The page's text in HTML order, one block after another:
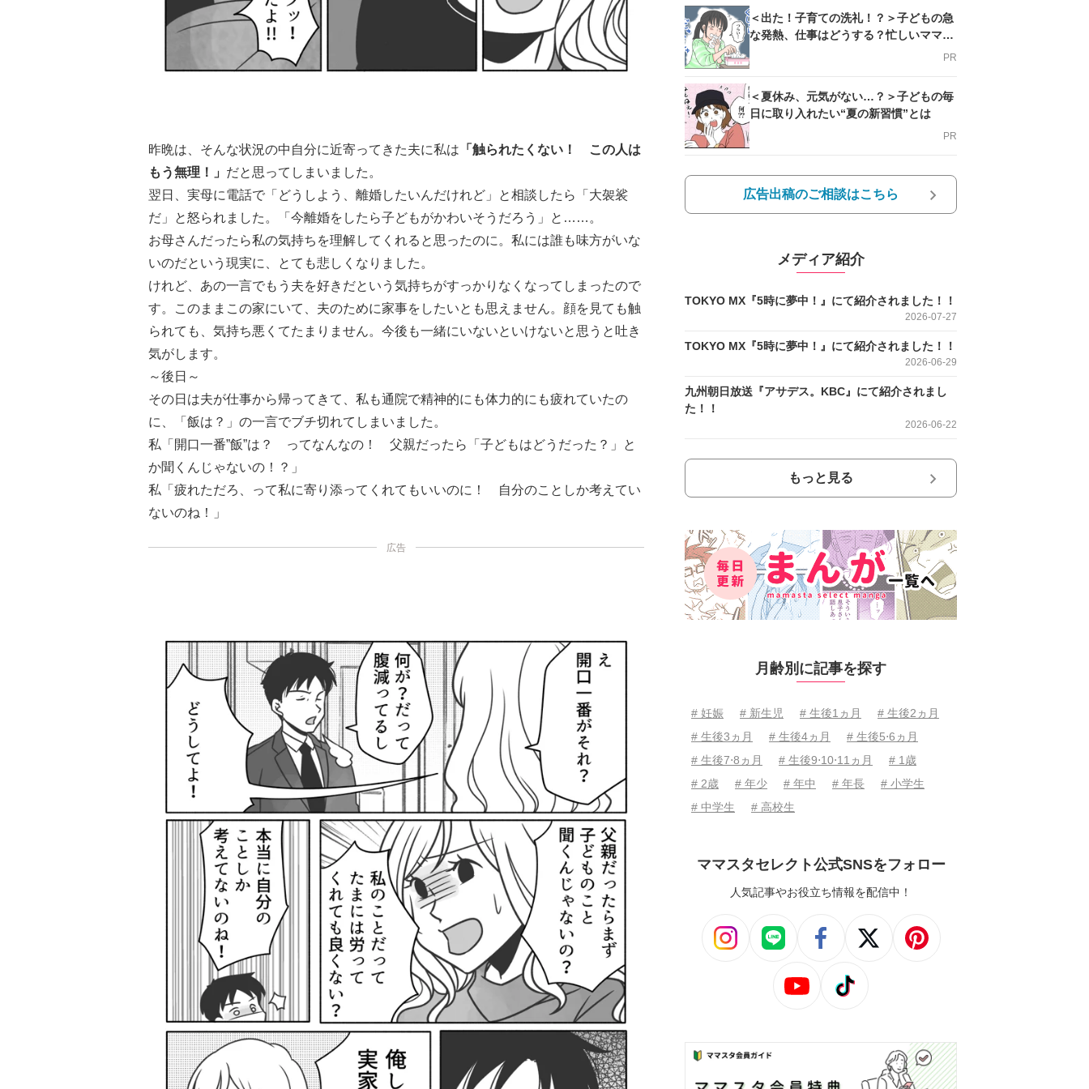
昨晩は、そんな状況の中自分に近寄ってきた夫に私は 「触られたくない！ この人は
もう無理！」 だと思ってしまいました。
翌日、実母に電話で「どうしよう、離婚したいんだけれど」と相談したら「大袈裟
だ」と怒られました。「今離婚をしたら子どもがかわいそうだろう」と……。
お母さんだったら私の気持ちを理解してくれると思ったのに。私には誰も味方がいな
いのだという現実に、とても悲しくなりました。
けれど、あの一言でもう夫を好きだという気持ちがすっかりなくなってしまったので
す。このままこの家にいて、夫のために家事をしたいとも思えません。顔を見ても触
られても、気持ち悪くてたまりません。今後も一緒にいないといけないと思うと吐き
気がします。
～後日～
その日は夫が仕事から帰ってきて、私も通院で精神的にも体力的にも疲れていたの
に、「飯は？」の一言でブチ切れてしまいました。
私「開口一番”飯”は？ ってなんなの！ 父親だったら「子どもはどうだった？」と
か聞くんじゃないの！？」
私「疲れただろ、って私に寄り添ってくれてもいいのに！ 自分のことしか考えてい
ないのね！」
広告
＜出た！子育ての洗礼！？＞子どもの急
な発熱、仕事はどうする？忙しいママを
PR
＜夏休み、元気がない…？＞子どもの毎
日に取り入れたい“夏の新習慣”とは
PR
広告出稿のご相談はこちら
メディア紹介
TOKYO MX『5時に夢中！』にて紹介されました！！
2026-07-27
TOKYO MX『5時に夢中！』にて紹介されました！！
2026-06-29
九州朝日放送『アサデス。KBC』にて紹介されまし
た！！
2026-06-22
もっと見る
月齢別に記事を探す
# 妊娠 # 新生児 # 生後1ヵ月
# 生後2ヵ月
# 生後3ヵ月
# 生後4ヵ月
# 生後5⋅6ヵ月
# 生後7⋅8ヵ月
# 生後9⋅10⋅11ヵ月
# 1歳
# 2歳
# 年少 # 年中 # 年長
# 小学生
# 中学生
# 高校生
ママスタセレクト公式SNSをフォロー
人気記事やお役立ち情報を配信中！